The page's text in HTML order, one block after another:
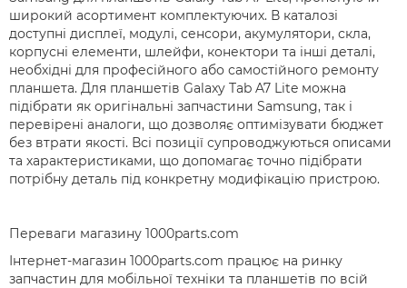
широкий асортимент комплектуючих. В каталозі
доступні дисплеї, модулі, сенсори, акумулятори, скла,
корпусні елементи, шлейфи, конектори та інші деталі,
необхідні для професійного або самостійного ремонту
планшета. Для планшетів Galaxy Tab A7 Lite можна
підібрати як оригінальні запчастини Samsung, так і
перевірені аналоги, що дозволяє оптимізувати бюджет
без втрати якості. Всі позиції супроводжуються описами
та характеристиками, що допомагає точно підібрати
потрібну деталь під конкретну модифікацію пристрою.
Переваги магазину 1000parts.com
Інтернет-магазин 1000parts.com працює на ринку
запчастин для мобільної техніки та планшетів по всій